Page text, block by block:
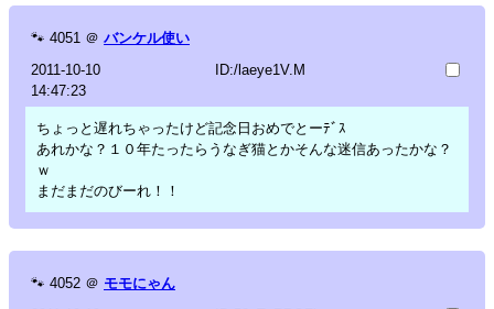
🐾 4051 ＠ バンケル使い
2011-10-10
14:47:23
ID:/laeye1V.M
ちょっと遅れちゃったけど記念日おめでとーﾃﾞｽ
あれかな？１０年たったらうなぎ猫とかそんな迷信あったかな？
ｗ
まだまだのびーれ！！
🐾 4052 ＠ モモにゃん